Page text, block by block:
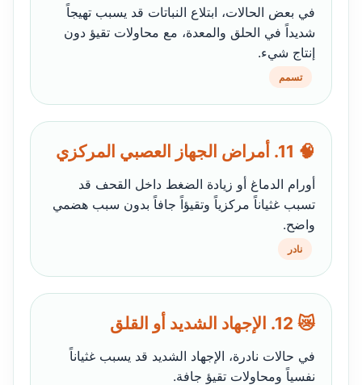
في بعض الحالات، ابتلاع النباتات قد يسبب تهيجاً
شديداً في الحلق والمعدة، مع محاولات تقيؤ دون
إنتاج شيء.
تسمم
🧠 11. أمراض الجهاز العصبي المركزي
أورام الدماغ أو زيادة الضغط داخل القحف قد
تسبب غثياناً مركزياً وتقيؤاً جافاً بدون سبب هضمي
واضح.
نادر
😿 12. الإجهاد الشديد أو القلق
في حالات نادرة، الإجهاد الشديد قد يسبب غثياناً
نفسياً ومحاولات تقيؤ جافة.